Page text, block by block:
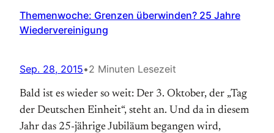
Themenwoche: Grenzen überwinden? 25 Jahre
Wiedervereinigung
Sep. 28, 2015•2 Minuten Lesezeit
Bald ist es wieder so weit: Der 3. Oktober, der „Tag
der Deutschen Einheit“, steht an. Und da in diesem
Jahr das 25-jährige Jubiläum begangen wird,